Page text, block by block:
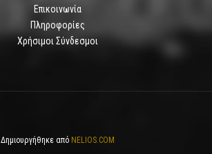
Επικοινωνία
Πληροφορίες
Χρήσιμοι Σύνδεσμοι
Δημιουργήθηκε από NELIOS.COM